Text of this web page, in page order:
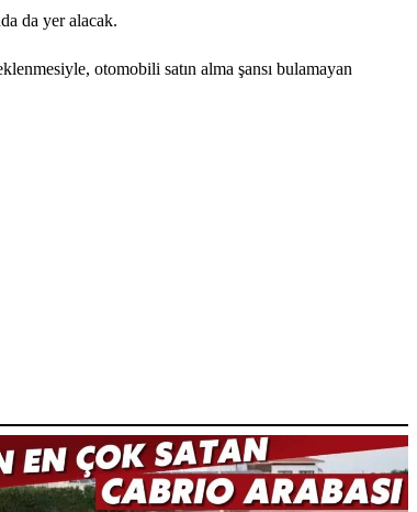
da yer alacak.
otomobili satın alma şansı bulamayan